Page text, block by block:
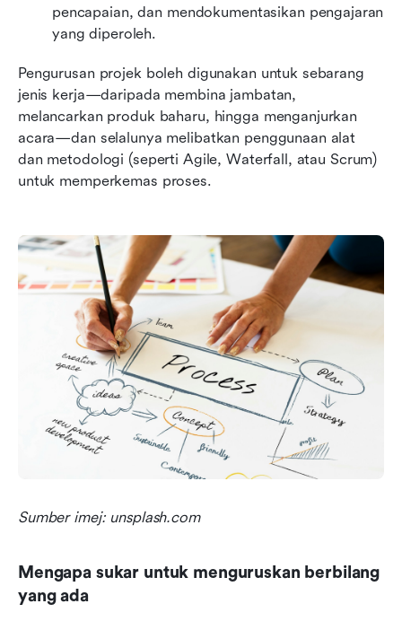
pencapaian, dan mendokumentasikan pengajaran
yang diperoleh.
Pengurusan projek boleh digunakan untuk sebarang
jenis kerja—daripada membina jambatan,
melancarkan produk baharu, hingga menganjurkan
acara—dan selalunya melibatkan penggunaan alat
dan metodologi (seperti Agile, Waterfall, atau Scrum)
untuk memperkemas proses.
Sumber imej: unsplash.com
Mengapa sukar untuk menguruskan berbilang
yang ada